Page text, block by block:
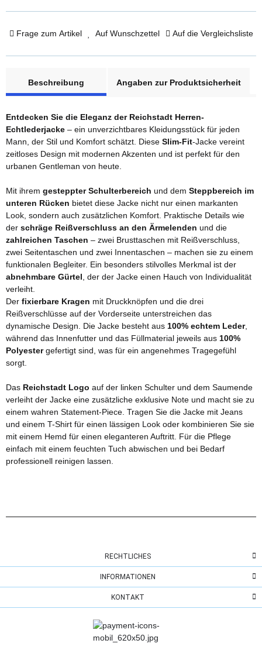
Frage zum Artikel Auf Wunschzettel Auf die Vergleichsliste
Beschreibung
Angaben zur Produktsicherheit
Entdecken Sie die Eleganz der Reichstadt Herren-
Echtlederjacke – ein unverzichtbares Kleidungsstück für jeden
Mann, der Stil und Komfort schätzt. Diese Slim-Fit-Jacke vereint
zeitloses Design mit modernen Akzenten und ist perfekt für den
urbanen Gentleman von heute.
Mit ihrem gesteppter Schulterbereich und dem Steppbereich im
unteren Rücken bietet diese Jacke nicht nur einen markanten
Look, sondern auch zusätzlichen Komfort. Praktische Details wie
der schräge Reißverschluss an den Ärmelenden und die
zahlreichen Taschen – zwei Brusttaschen mit Reißverschluss,
zwei Seitentaschen und zwei Innentaschen – machen sie zu einem
funktionalen Begleiter. Ein besonders stilvolles Merkmal ist der
abnehmbare Gürtel , der der Jacke einen Hauch von Individualität
verleiht.
Der fixierbare Kragen mit Druckknöpfen und die drei
Reißverschlüsse auf der Vorderseite unterstreichen das
dynamische Design. Die Jacke besteht aus 100% echtem Leder,
während das Innenfutter und das Füllmaterial jeweils aus 100%
Polyestergefertigt sind, was für ein angenehmes Tragegefühl
sorgt.
Das Reichstadt Logo auf der linken Schulter und dem Saumende
verleiht der Jacke eine zusätzliche exklusive Note und macht sie zu
einem wahren Statement-Piece. Tragen Sie die Jacke mit Jeans
und einem T-Shirt für einen lässigen Look oder kombinieren Sie sie
mit einem Hemd für einen eleganteren Auftritt. Für die Pflege
einfach mit einem feuchten Tuch abwischen und bei Bedarf
professionell reinigen lassen.
RECHTLICHES
INFORMATIONEN
KONTAKT